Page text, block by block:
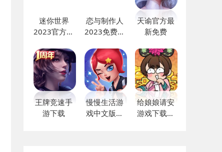
迷你世界
2023官方最
恋与制作人
2023免费下
天谕官方最
新免费
王牌竞速手
游下载
慢慢生活游
戏中文版下
给娘娘请安
游戏下载免